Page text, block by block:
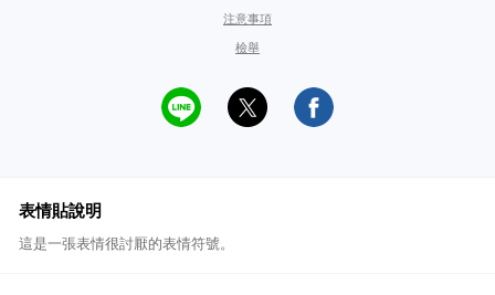
注意事項
檢舉
表情貼說明
這是一張表情很討厭的表情符號。